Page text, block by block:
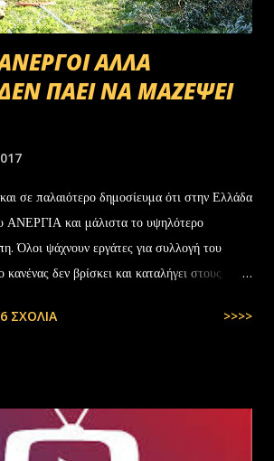
ΑΛΛΑ
ΠΑΕΙ ΝΑ ΜΑΖΕΨΕΙ
σε παλαιότερο δημοσίευμα ότι στην Ελλάδα
ΑΝΕΡΓΙΑ και μάλιστα το υψηλότερο
Όλοι ψάχνουν εργάτες για συλλογή του
δεν βρίσκει και καταλήγει στους
μας φτάνουν. Στην Ελλάδα του 1.000.000
ΣΧΌΛΙΑ >>>>